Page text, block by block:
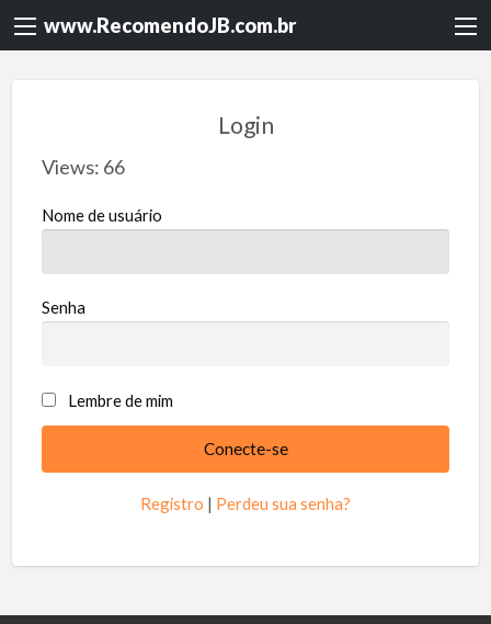
www.RecomendoJB.com.br
Login
Views: 66
Nome de usuário
Senha
Lembre de mim
Registro | Perdeu sua senha?